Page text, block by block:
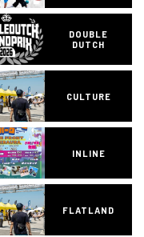
DOUBLE
DUTCH
CULTURE
INLINE
FLATLAND